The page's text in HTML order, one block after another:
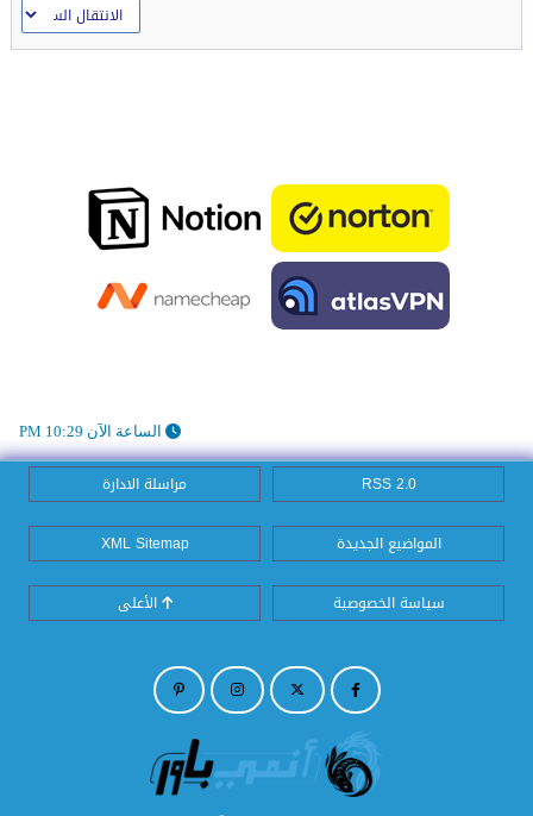
الساعة الآن 10:29 PM
RSS 2.0 مراسلة الادارة
المواضيع الجديدة XML Sitemap
سياسة الخصوصية الأعلى